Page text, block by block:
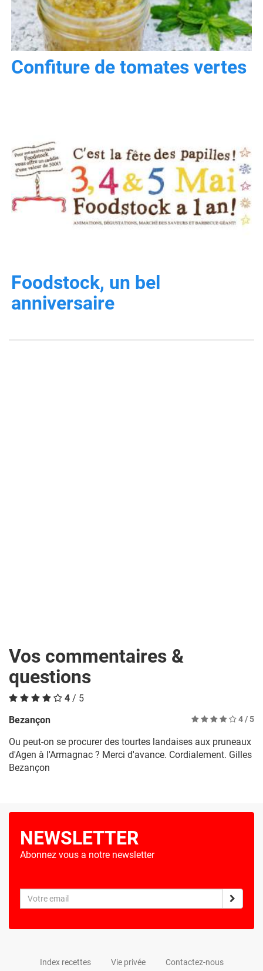
Confiture de tomates vertes
Foodstock, un bel
anniversaire
Vos commentaires &
questions
4 / 5
Bezançon
4/ 5
Ou peut-on se procurer des tourtes landaises aux pruneaux
d'Agen à l'Armagnac ? Merci d'avance. Cordialement. Gilles
Bezançon
NEWSLETTER
Abonnez vous a notre newsletter
Index recettes Vie privée Contactez-nous